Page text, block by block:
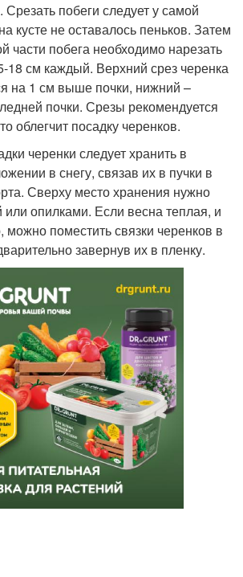
Срезать побеги следует у самой
кусте не оставалось пеньков. Затем
части побега необходимо нарезать
18 см каждый. Верхний срез черенка
на 1 см выше почки, нижний –
почки. Срезы рекомендуется
облегчит посадку черенков.
черенки следует хранить в
в снегу, связав их в пучки в
Сверху место хранения нужно
опилками. Если весна теплая, и
можно поместить связки черенков в
завернув их в пленку.